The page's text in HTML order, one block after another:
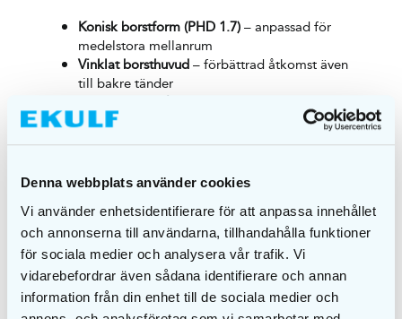
Denna webbplats använder cookies
Vi använder enhetsidentifierare för att anpassa innehållet
och annonserna till användarna, tillhandahålla funktioner
för sociala medier och analysera vår trafik. Vi
vidarebefordrar även sådana identifierare och annan
information från din enhet till de sociala medier och
Konisk borstform (PHD 1.7)– anpassad för
medelstora mellanrum
Vinklat borsthuvud– förbättrad åtkomst även
till bakre tänder
Mjuka borststrån
rengöring
Ergonomiskt 2-komponentshandtag– stabilt
Skyddshylsa– hygienisk förvaring och transport
Flexibel och slitstark konstruktion
användning
Så använder du
mellanrumsborsten